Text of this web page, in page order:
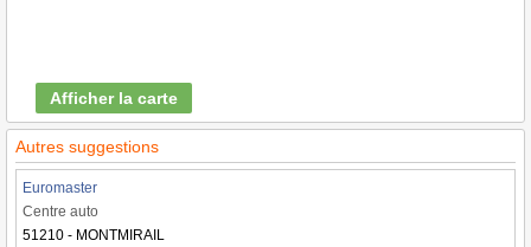
Afficher la carte
Autres suggestions
Euromaster
Centre auto
51210 - MONTMIRAIL